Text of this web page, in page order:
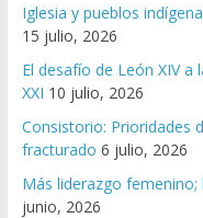
Iglesia y pueblos
15 julio, 2026
El desafío de León XIV a
XXI 10 julio, 2026
Consistorio: Prioridades
fracturado 6 julio, 2026
Más liderazgo
junio, 2026